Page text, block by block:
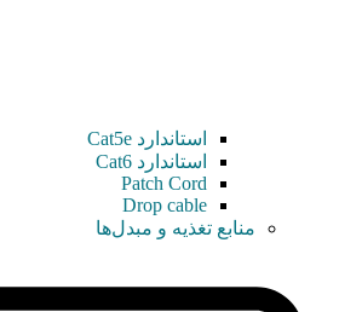
استاندارد Cat5e
استاندارد Cat6
Patch Cord
Drop cable
منابع تغذیه و مبدل‌ها